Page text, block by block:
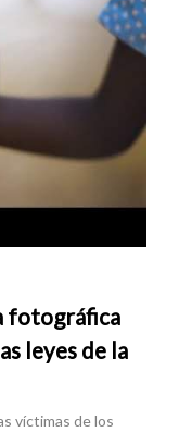
fotográfica
leyes de la
víctimas de los